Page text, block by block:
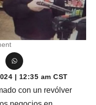
| 12:35 am CST
con un revólver